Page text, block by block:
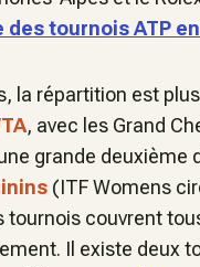
des tournois ATP
la répartition est
, avec les Grand
grande deuxième
(ITF Womens
tournois couvrent
Il existe deux